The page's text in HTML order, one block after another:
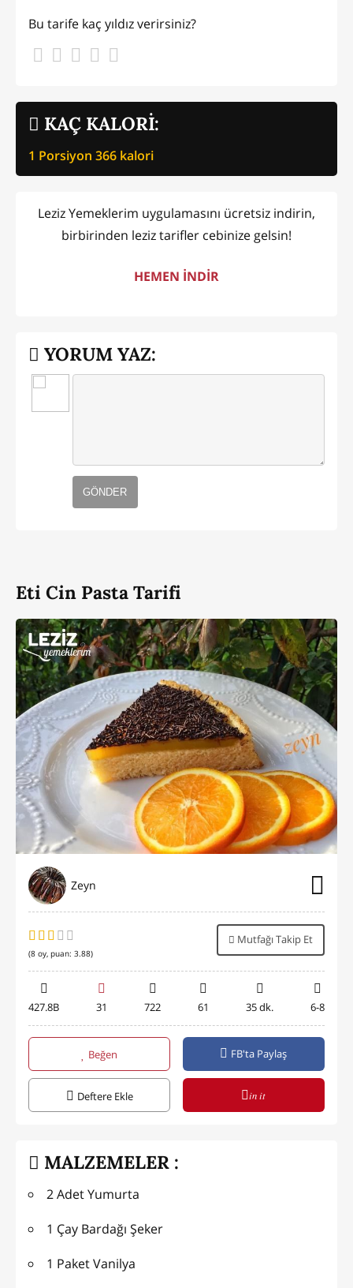
KAÇ KALORİ:
1 Porsiyon 366 kalori
Bu tarife kaç yıldız verirsiniz?
Leziz Yemeklerim uygulamasını ücretsiz indirin,
birbirinden leziz tarifler cebinize gelsin!
HEMEN İNDİR
YORUM YAZ:
GÖNDER
Eti Cin Pasta Tarifi
Zeyn
(8 oy, puan: 3.88)
Mutfağı Takip Et
427.8B 31 722 61 35 dk. 6-8
Beğen FB'ta Paylaş
Deftere Ekle in it
MALZEMELER :
2 Adet Yumurta
1 Çay Bardağı Şeker
1 Paket Vanilya